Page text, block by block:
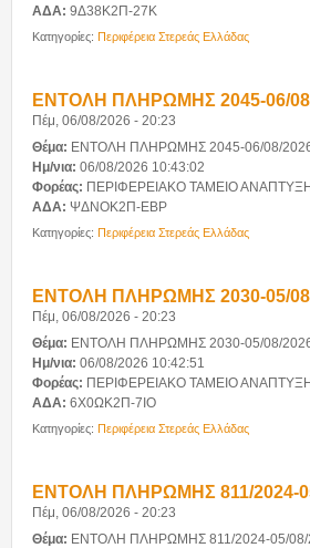
ΑΔΑ: 9Δ38Κ2Π-27Κ
Κατηγορίες: Περιφέρεια Στερεάς Ελλάδας
ΕΝΤΟΛΗ ΠΛΗΡΩΜΗΣ 2045-06/
Πέμ, 06/08/2026 - 20:23
Θέμα: ΕΝΤΟΛΗ ΠΛΗΡΩΜΗΣ 2045-06/08/
Ημ/νια: 06/08/2026 10:43:02
Φορέας: ΠΕΡΙΦΕΡΕΙΑΚΟ ΤΑΜΕΙΟ
ΑΔΑ: ΨΔΝΟΚ2Π-ΕΒΡ
Κατηγορίες: Περιφέρεια Στερεάς Ελλάδας
ΕΝΤΟΛΗ ΠΛΗΡΩΜΗΣ 2030-05/
Πέμ, 06/08/2026 - 20:23
Θέμα: ΕΝΤΟΛΗ ΠΛΗΡΩΜΗΣ 2030-05/08/
Ημ/νια: 06/08/2026 10:42:51
Φορέας: ΠΕΡΙΦΕΡΕΙΑΚΟ ΤΑΜΕΙΟ
ΑΔΑ: 6Χ0ΩΚ2Π-7ΙΟ
Κατηγορίες: Περιφέρεια Στερεάς Ελλάδας
ΕΝΤΟΛΗ ΠΛΗΡΩΜΗΣ 811/2024-
Πέμ, 06/08/2026 - 20:23
Θέμα: ΕΝΤΟΛΗ ΠΛΗΡΩΜΗΣ 811/2024-05/08/